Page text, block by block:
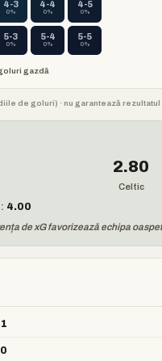
4-3
0%
4-4
0%
4-5
0%
5-3
0%
5-4
0%
5-5
0%
gazdă
de goluri) · nu garantează rezultatul
2.80
Celtic
4.00
de xG favorizează echipa